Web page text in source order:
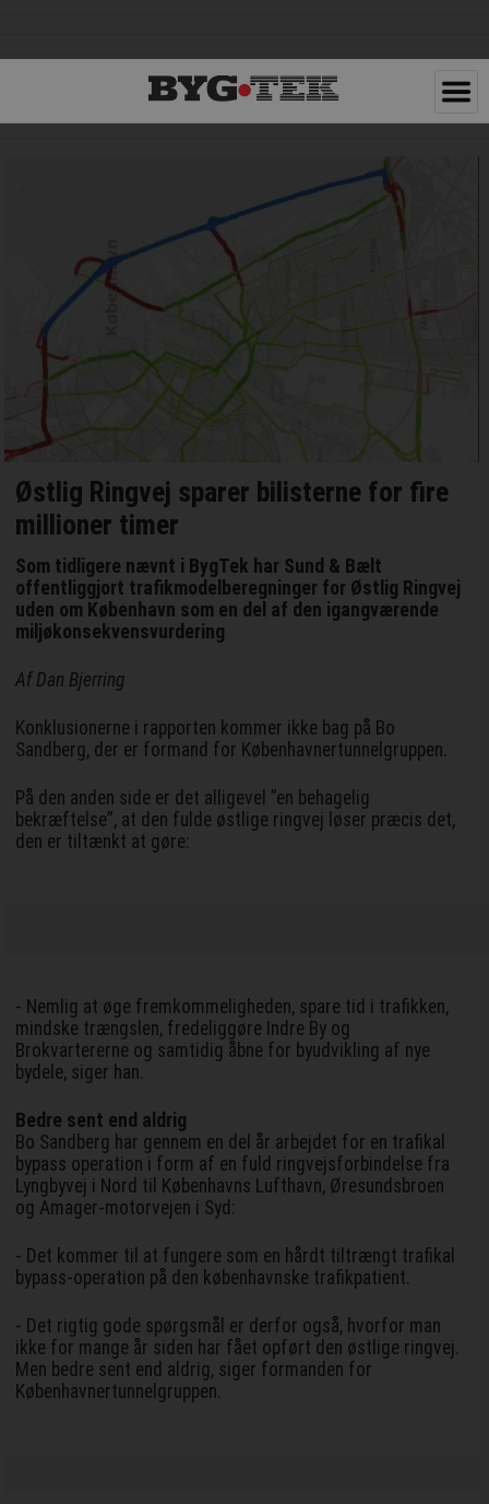
Østlig Ringvej sparer bilisterne for fire
millioner timer
Som tidligere nævnt i BygTek har Sund & Bælt
offentliggjort trafikmodelberegninger for Østlig Ringvej
uden om København som en del af den igangværende
miljøkonsekvensvurdering
Af Dan Bjerring
Konklusionerne i rapporten kommer ikke bag på Bo
Sandberg, der er formand for Københavnertunnelgruppen.
På den anden side er det alligevel ”en behagelig
bekræftelse”, at den fulde østlige ringvej løser præcis det,
den er tiltænkt at gøre:
- Nemlig at øge fremkommeligheden, spare tid i trafikken,
mindske trængslen, fredeliggøre Indre By og
Brokvartererne og samtidig åbne for byudvikling af nye
bydele, siger han.
Bedre sent end aldrig
Bo Sandberg har gennem en del år arbejdet for en trafikal
bypass operation i form af en fuld ringvejsforbindelse fra
Lyngbyvej i Nord til Københavns Lufthavn, Øresundsbroen
og Amager-motorvejen i Syd:
- Det kommer til at fungere som en hårdt tiltrængt trafikal
bypass-operation på den københavnske trafikpatient.
- Det rigtig gode spørgsmål er derfor også, hvorfor man
ikke for mange år siden har fået opført den østlige ringvej.
Men bedre sent end aldrig, siger formanden for
Københavnertunnelgruppen.